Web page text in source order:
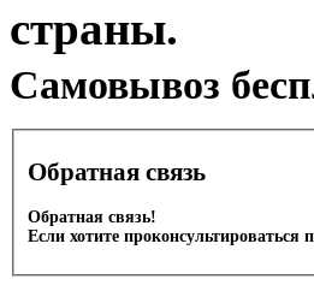
страны.
Cамовывоз
Обратная связь
Обратная связь!
Если хотите